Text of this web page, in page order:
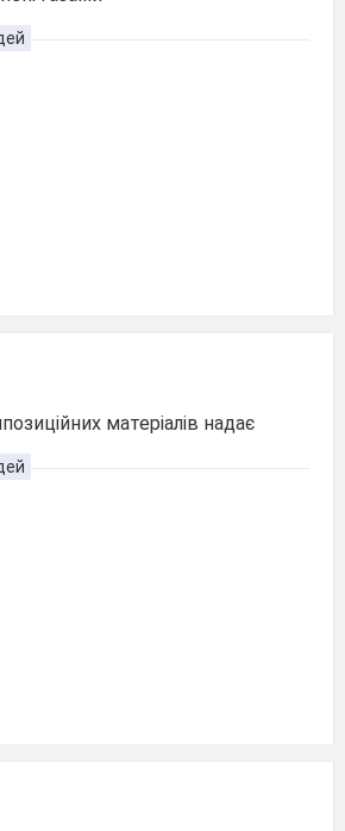
матеріалів надає